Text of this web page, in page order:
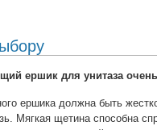
ершик для унитаза
ершика должна быть
Мягкая щетина способна